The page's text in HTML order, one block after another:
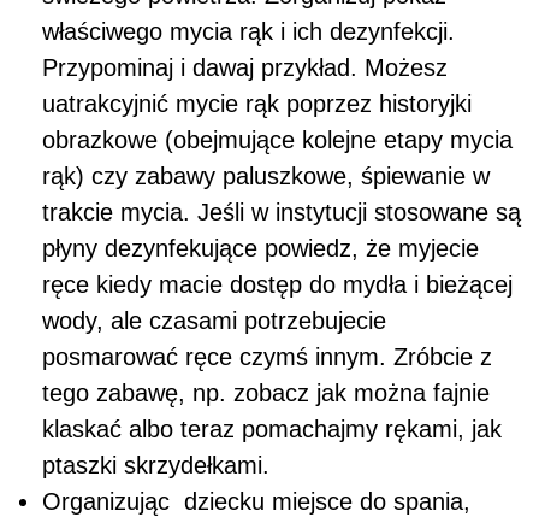
właściwego mycia rąk i ich dezynfekcji.
Przypominaj i dawaj przykład. Możesz
uatrakcyjnić mycie rąk poprzez historyjki
obrazkowe (obejmujące kolejne etapy mycia
rąk) czy zabawy paluszkowe, śpiewanie w
trakcie mycia. Jeśli w instytucji stosowane są
płyny dezynfekujące powiedz, że myjecie
ręce kiedy macie dostęp do mydła i bieżącej
wody, ale czasami potrzebujecie
posmarować ręce czymś innym. Zróbcie z
tego zabawę, np. zobacz jak można fajnie
klaskać albo teraz pomachajmy rękami, jak
ptaszki skrzydełkami.
Organizując dziecku miejsce do spania,